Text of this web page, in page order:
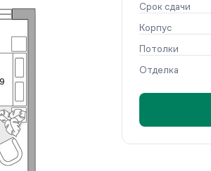
Срок сдачи
Корпус
Потолки
Отделка